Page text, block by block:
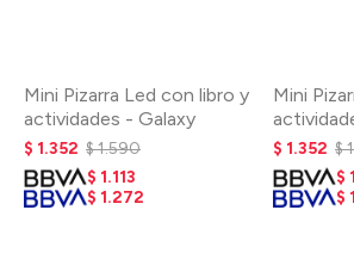
Mini Pizarra Led con libro y
actividades - Galaxy
$ 1.352 $1.590
$ 1.113
$ 1.272
Mini
$ 1.352 $
$
$